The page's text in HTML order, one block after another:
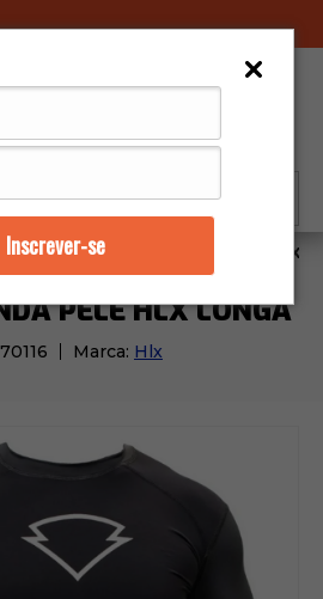
Inscrever-se
Pele Blusa Segunda Pele HLX
PELE HLX LONGA
Marca: Hlx